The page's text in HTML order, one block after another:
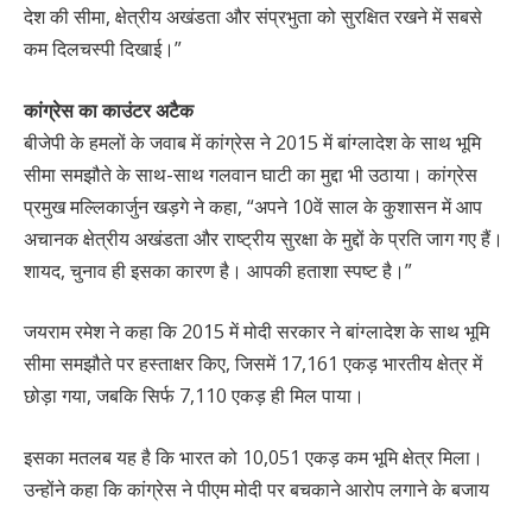
देश की सीमा, क्षेत्रीय अखंडता और संप्रभुता को सुरक्षित रखने में सबसे
कम दिलचस्पी दिखाई।”
कांग्रेस का काउंटर अटैक
बीजेपी के हमलों के जवाब में कांग्रेस ने 2015 में बांग्लादेश के साथ भूमि
सीमा समझौते के साथ-साथ गलवान घाटी का मुद्दा भी उठाया। कांग्रेस
प्रमुख मल्लिकार्जुन खड़गे ने कहा, “अपने 10वें साल के कुशासन में आप
अचानक क्षेत्रीय अखंडता और राष्ट्रीय सुरक्षा के मुद्दों के प्रति जाग गए हैं।
शायद, चुनाव ही इसका कारण है। आपकी हताशा स्पष्ट है।”
जयराम रमेश ने कहा कि 2015 में मोदी सरकार ने बांग्लादेश के साथ भूमि
सीमा समझौते पर हस्ताक्षर किए, जिसमें 17,161 एकड़ भारतीय क्षेत्र में
छोड़ा गया, जबकि सिर्फ 7,110 एकड़ ही मिल पाया।
इसका मतलब यह है कि भारत को 10,051 एकड़ कम भूमि क्षेत्र मिला।
उन्होंने कहा कि कांग्रेस ने पीएम मोदी पर बचकाने आरोप लगाने के बजाय